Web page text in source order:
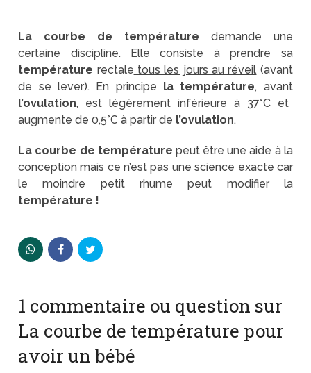
La courbe de température demande une
certaine discipline. Elle consiste à prendre sa
température rectale tous les jours au réveil (avant
de se lever). En principe la température, avant
l’ovulation, est légèrement inférieure à 37°C et
augmente de 0,5°C à partir de l’ovulation.
La courbe de température peut être une aide à la
conception mais ce n’est pas une science exacte car
le moindre petit rhume peut modifier la
température !
1 commentaire ou question sur
La courbe de température pour
avoir un bébé